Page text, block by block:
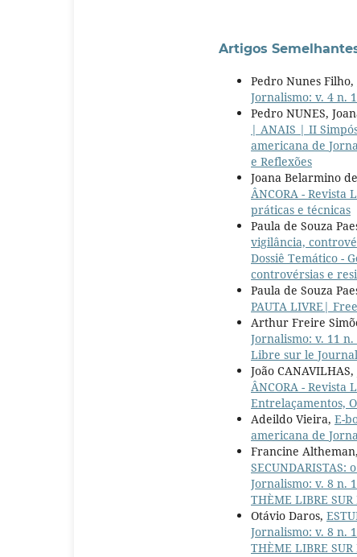
Artigos
Pedro Nunes Filho,
Jornalismo: v. 4 n.
Pedro NUNES,
| ANAIS | II
americana de
e Reflexões
Joana Belarmino
ÂNCORA - Revista
práticas e técnicas
Paula de Souza
vigilância,
Dossiê Temático -
controvérsias e
Paula de Souza
PAUTA LIVRE|
Arthur Freire
Jornalismo: v. 11
Libre sur le
João
ÂNCORA -
Entrelaçamentos,
Adeildo Vieira, E-
americana de
Francine
Jornalismo: v. 8 n.
THÈME LIBRE
Otávio Daros,
Jornalismo: v. 8 n.
THÈME LIBRE